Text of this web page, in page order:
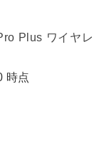
Plus ワイヤレ
時点